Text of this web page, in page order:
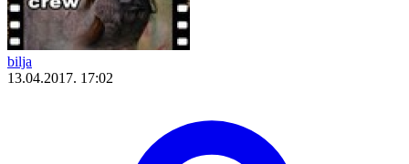
bilja
13.04.2017. 17:02